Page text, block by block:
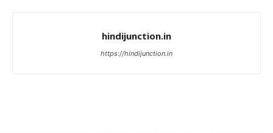
hindijunction.in
https://hindijunction.in